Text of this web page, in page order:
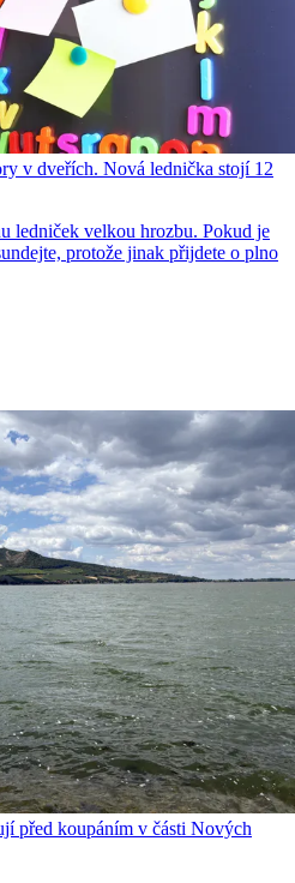
v dveřích. Nová lednička stojí 12
ledniček velkou hrozbu. Pokud je
protože jinak přijdete o plno
před koupáním v části Nových